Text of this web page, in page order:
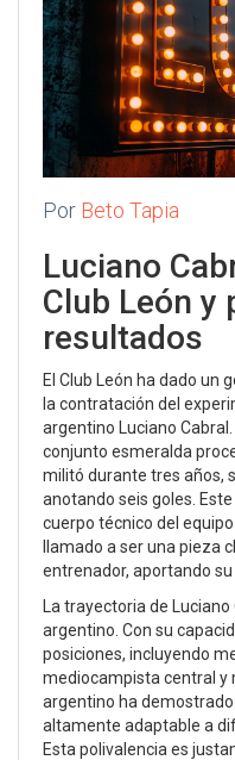
Por Beto Tapia
Luciano
Club León y
resultados
El Club León ha dado un
la contratación del
argentino Luciano
conjunto esmeralda
militó durante tres años,
anotando seis goles.
cuerpo técnico del
llamado a ser una pieza
entrenador, aportando
La trayectoria de
argentino. Con su
posiciones, incluyendo
mediocampista central y
argentino ha
altamente adaptable a
Esta polivalencia es